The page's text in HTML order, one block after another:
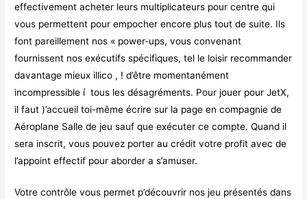
effectivement acheter leurs multiplicateurs pour centre qui
vous permettent pour empocher encore plus tout de suite. Ils
font pareillement nos « power-ups, vous convenant
fournissent nos exécutifs spécifiques, tel le loisir recommander
davantage mieux illico , ! d’être momentanément
incompressible í tous les désagréments. Pour jouer pour JetX,
il faut )’accueil toi-même écrire sur la page en compagnie de
Aéroplane Salle de jeu sauf que exécuter ce compte. Quand il
sera inscrit, vous pouvez porter au crédit votre profit avec de
l’appoint effectif pour aborder a s’amuser.
Votre contrôle vous permet p’découvrir nos jeu présentés dans